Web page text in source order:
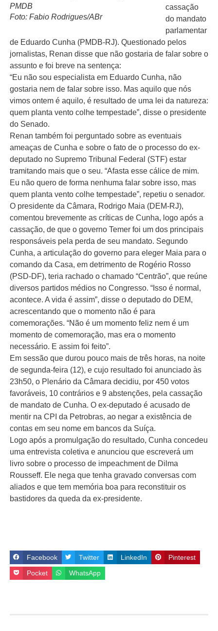
PMDB
Foto: Fabio Rodrigues/ABr
cassação
do mandato
parlamentar
de Eduardo Cunha (PMDB-RJ). Questionado pelos
jornalistas, Renan disse que não gostaria de falar sobre o
assunto e foi breve na sentença:
“Eu não sou especialista em Eduardo Cunha, não
gostaria nem de falar sobre isso. Mas aquilo que nós
vimos ontem é aquilo, é resultado de uma lei da natureza:
quem planta vento colhe tempestade”, disse o presidente
do Senado.
Renan também foi perguntado sobre as eventuais
ameaças de Cunha e sobre o fato de o processo do ex-
deputado no Supremo Tribunal Federal (STF) estar
tramitando mais que o seu. “Afasta esse cálice de mim.
Eu não quero de forma nenhuma falar sobre isso, mas
quem planta vento colhe tempestade”, repetiu o senador.
O presidente da Câmara, Rodrigo Maia (DEM-RJ),
comentou brevemente as críticas de Cunha, logo após a
cassação, de que o governo Temer foi um dos principais
responsáveis pela perda de seu mandato. Segundo
Cunha, a articulação do governo para eleger Maia para o
comando da Casa, em detrimento de Rogério Rosso
(PSD-DF), teria rachado o chamado “Centrão”, que reúne
diversos partidos médios no Congresso. “Isso é normal,
acontece. A vida é assim”, disse o deputado do DEM,
acrescentando que o momento não é para
comemorações. “Não é um momento feliz nem é um
momento de comemoração, mas era o momento
necessário. E assim foi feito”.
Em sessão que durou pouco mais de três horas, na noite
de segunda-feira (12), e cujo resultado foi anunciado às
23h50, o Plenário da Câmara decidiu, por 450 votos
favoráveis, 10 contrários e 9 abstenções, pela cassação
de mandato de Cunha. O ex-deputado é acusado de
mentir na CPI da Petrobras, ao negar a existência de
contas em seu nome em bancos da Suíça.
Logo após a promulgação do resultado, Cunha concedeu
uma entrevista coletiva e anunciou que escreverá um
livro sobre o processo de impeachment de Dilma
Rousseff. Ele nega que tenha gravado conversas com
aliados e que tem memória boa para reconstituir os
bastidores da queda da ex-presidente.
Facebook Twitter LinkedIn Pinterest
Pocket WhatsApp